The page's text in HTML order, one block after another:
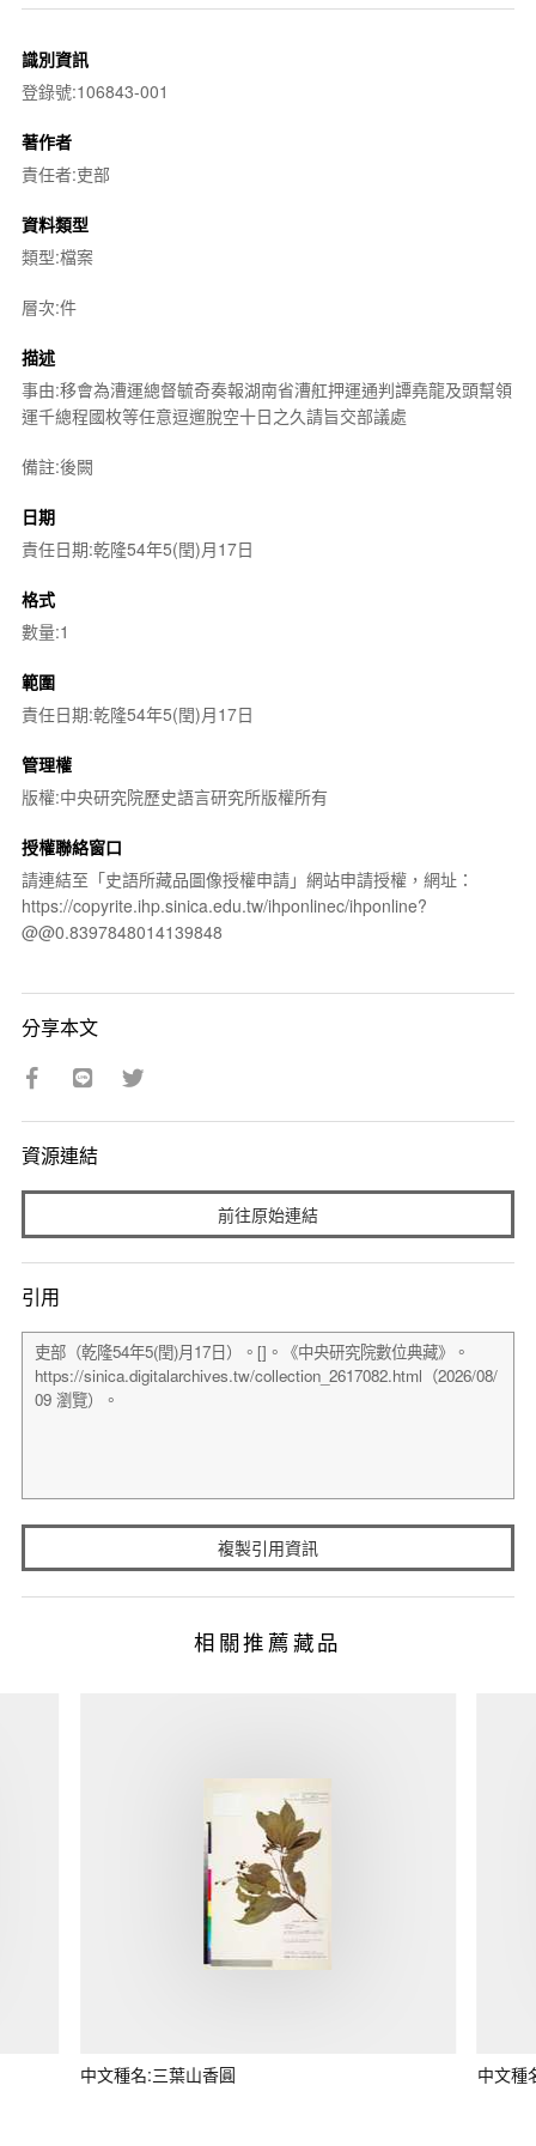
識別資訊
登錄號:106843-001
著作者
責任者:吏部
資料類型
類型:檔案
層次:件
描述
事由:移會為漕運總督毓奇奏報湖南省漕舡押運通判譚堯龍及頭幫領
運千總程國枚等任意逗遛脫空十日之久請旨交部議處
備註:後闕
日期
責任日期:乾隆54年5(閏)月17日
格式
數量:1
範圍
責任日期:乾隆54年5(閏)月17日
管理權
版權:中央研究院歷史語言研究所版權所有
授權聯絡窗口
請連結至「史語所藏品圖像授權申請」網站申請授權，網址：
https://copyrite.ihp.sinica.edu.tw/ihponlinec/ihponline?
@@0.8397848014139848
分享本文
資源連結
前往原始連結
引用
複製引用資訊
相關推薦藏品
中文種名:三葉山香圓 中文種